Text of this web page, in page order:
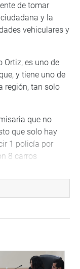
de tomar
y la
vehiculares y
Ortiz, es uno de
y tiene uno de
región, tan solo
que no
que solo hay
1 policía por
8 carros
con
son la violencia
cantidad
de cantinas,